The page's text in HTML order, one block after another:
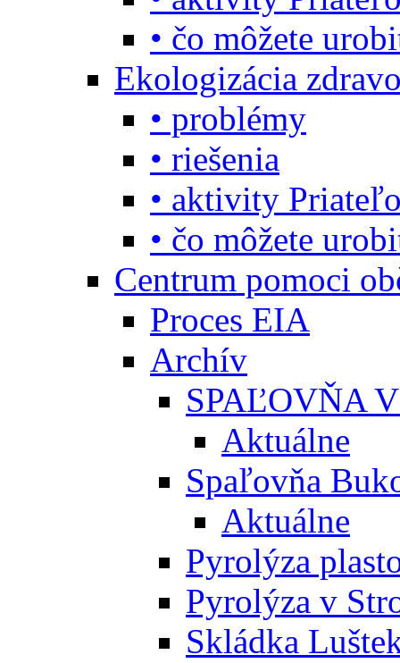
• čo môžete
Ekologizácia
• problémy
• riešenia
• aktivity
• čo môžete
Centrum pomoci
Proces EIA
Archív
SPAĽOVŇA
Aktuálne
Spaľovňa
Aktuálne
Pyrolýza
Pyrolýza v
Skládka